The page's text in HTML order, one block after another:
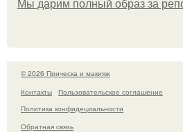
Мы дарим полный образ за
© 2026 Прическа и макияж
Контакты
Пользовательское соглашение
Политика конфидециальности
Обратная связь